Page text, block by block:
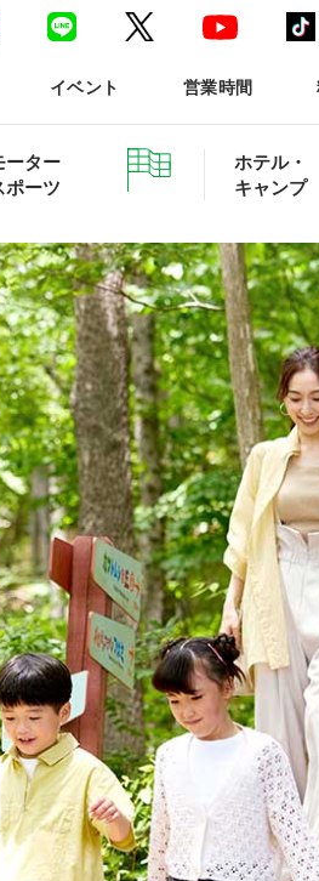
イベント 営業時間
ーター
ポーツ
ホテル・
キャンプ
森と星空のキ
ール 交通教育セン
殿 ITADAKI
ィビティ（自然体験・キャンプ）
TOP
アル世界選手権
ロードレース
ホテル・グランピング ご予
森と星空
グランピン
ェラテリア ROCCO
インショップ